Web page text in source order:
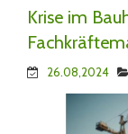
Krise im
26.08,2024